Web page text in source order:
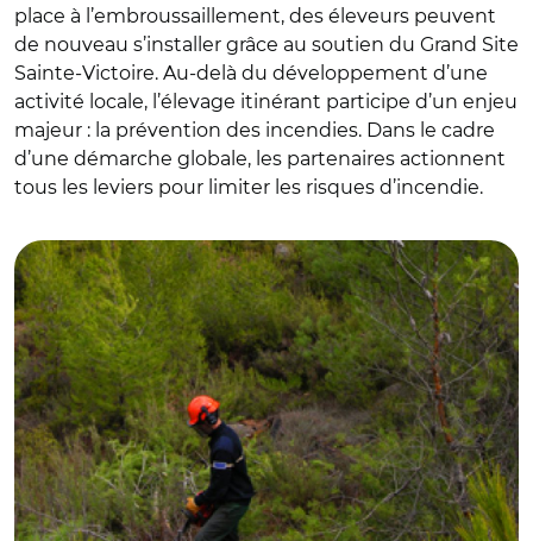
place à l’embroussaillement, des éleveurs peuvent
de nouveau s’installer grâce au soutien du Grand Site
Sainte-Victoire. Au-delà du développement d’une
activité locale, l’élevage itinérant participe d’un enjeu
majeur : la prévention des incendies. Dans le cadre
d’une démarche globale, les partenaires actionnent
tous les leviers pour limiter les risques d’incendie.